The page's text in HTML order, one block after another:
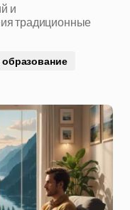
и
традиционные